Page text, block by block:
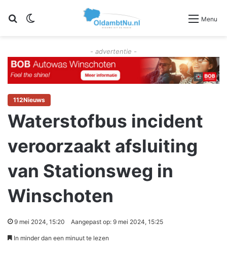
Zoeken Menu
- advertentie -
112Nieuws
Waterstofbus incident
veroorzaakt afsluiting
van Stationsweg in
Winschoten
9 mei 2024, 15:20 Aangepast op: 9 mei 2024, 15:25
In minder dan een minuut te lezen